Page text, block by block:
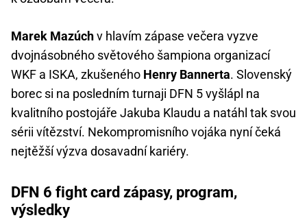
Marek Mazúchv hlavím zápase večera vyzve
dvojnásobného světového šampiona organizací
WKF a ISKA, zkušeného Henry Bannerta. Slovenský
borec si na posledním turnaji DFN 5 vyšlápl na
kvalitního postojáře Jakuba Klaudu a natáhl tak svou
sérii vítězství. Nekompromisního vojáka nyní čeká
nejtěžší výzva dosavadní kariéry.
DFN 6 fight card zápasy, program,
výsledky